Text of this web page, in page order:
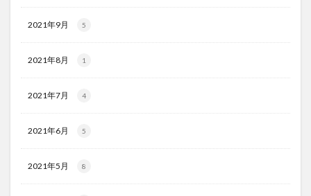
2021年9月 5
2021年8月 1
2021年7月 4
2021年6月 5
2021年5月 8